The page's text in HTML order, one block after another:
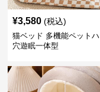
¥3,580 (税込)
猫ベッド 多機能ペット
穴遊眠一体型